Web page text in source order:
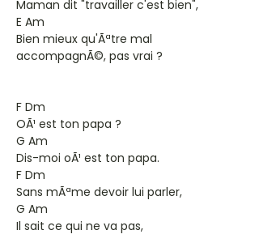
Maman dit "travailler c'est bien",
E Am
Bien mieux qu'Ãªtre mal
accompagnÃ©, pas vrai ?
F Dm
OÃ¹ est ton papa ?
G Am
Dis-moi oÃ¹ est ton papa.
F Dm
Sans mÃªme devoir lui parler,
G Am
Il sait ce qui ne va pas,